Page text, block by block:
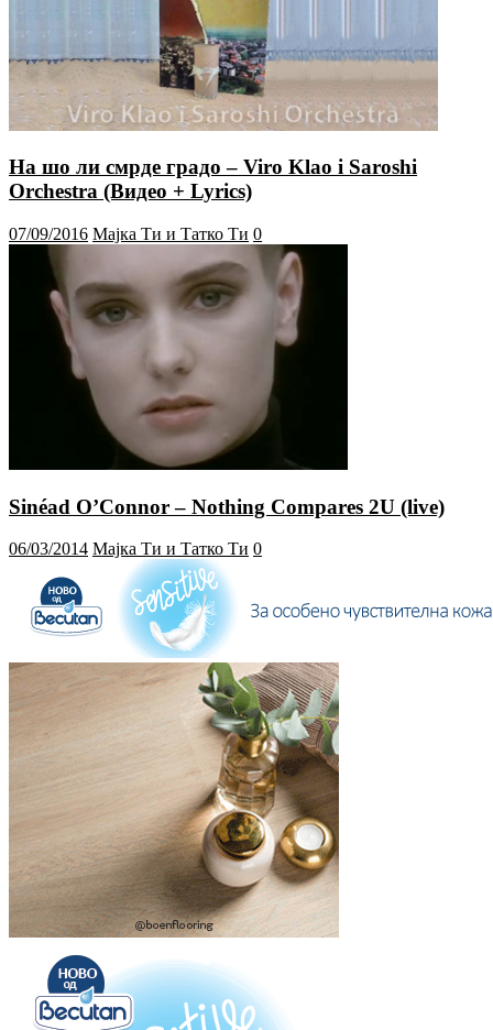
На шо ли смрде градо – Viro Klao i Saroshi
Orchestra (Видео + Lyrics)
07/09/2016 Мајка Ти и Татко Ти 0
Sinéad O’Connor – Nothing Compares 2U (live)
06/03/2014 Мајка Ти и Татко Ти 0